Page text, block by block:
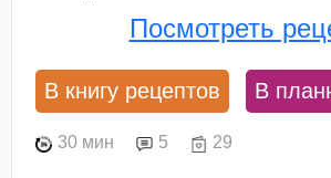
Посмотреть
В книгу рецептов В
30 мин 5 29